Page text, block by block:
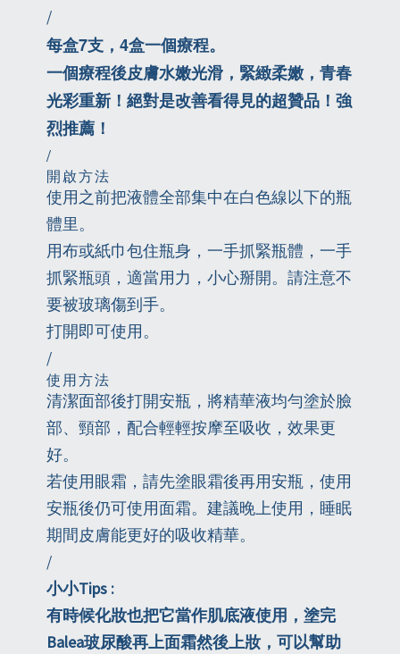
/
每盒7支，4盒一個療程。
一個療程後皮膚水嫩光滑，緊緻柔嫩，青春
光彩重新！絕對是改善看得見的超贊品！強
烈推薦！
/
開啟方法
使用之前把液體全部集中在白色線以下的瓶
體里。
用布或紙巾包住瓶身，一手抓緊瓶體，一手
抓緊瓶頭，適當用力，小心掰開。請注意不
要被玻璃傷到手。
打開即可使用。
/
使用方法
清潔面部後打開安瓶，將精華液均勻塗於臉
部、頸部，配合輕輕按摩至吸收，效果更
好。
若使用眼霜，請先塗眼霜後再用安瓶，使用
安瓶後仍可使用面霜。建議晚上使用，睡眠
期間皮膚能更好的吸收精華。
/
小小Tips :
有時候化妝也把它當作肌底液使用，塗完
Balea玻尿酸再上面霜然後上妝，可以幫助